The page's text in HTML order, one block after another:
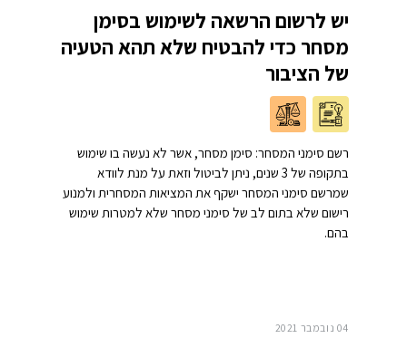
יש לרשום הרשאה לשימוש בסימן
מסחר כדי להבטיח שלא תהא הטעיה
של הציבור
רשם סימני המסחר: סימן מסחר, אשר לא נעשה בו שימוש
בתקופה של 3 שנים, ניתן לביטול וזאת על מנת לוודא
שמרשם סימני המסחר ישקף את המציאות המסחרית ולמנוע
רישום שלא בתום לב של סימני מסחר שלא למטרות שימוש
בהם.
04 נובמבר 2021